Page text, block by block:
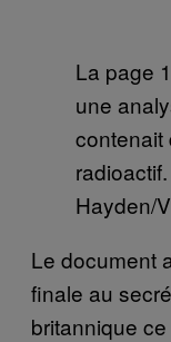
La page
une
contenait
Hayden/
Le document
finale au
britannique